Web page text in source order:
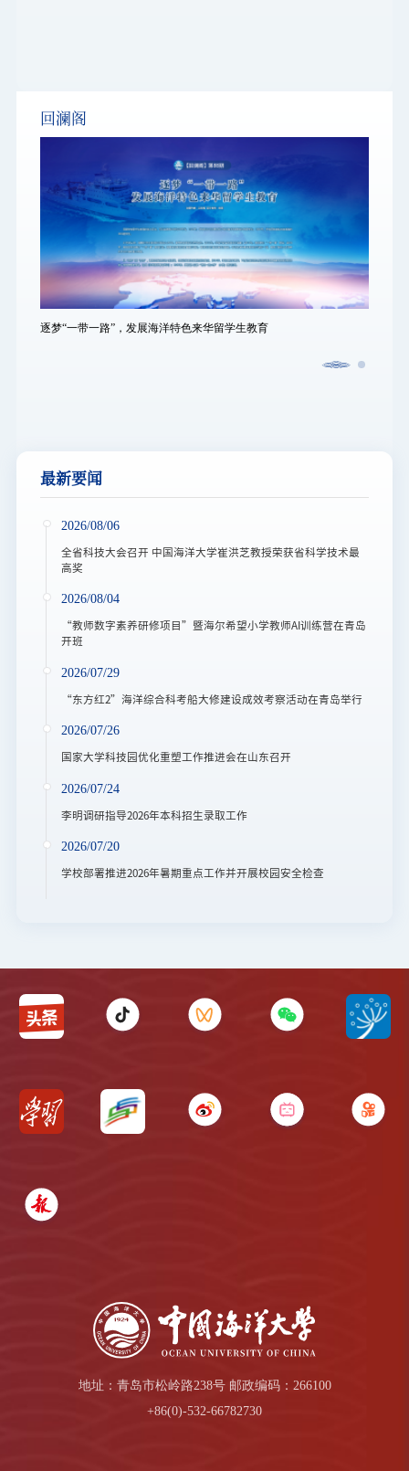
回澜阁
逐梦“一带一路”，发展海洋特色来华留学生教育
最新要闻
2026/08/06
全省科技大会召开 中国海洋大学崔洪芝教授荣获省科学技术最
高奖
2026/08/04
“教师数字素养研修项目”暨海尔希望小学教师AI训练营在青岛
开班
2026/07/29
“东方红2”海洋综合科考船大修建设成效考察活动在青岛举行
2026/07/26
国家大学科技园优化重塑工作推进会在山东召开
2026/07/24
李明调研指导2026年本科招生录取工作
2026/07/20
学校部署推进2026年暑期重点工作并开展校园安全检查
地址：青岛市松岭路238号 邮政编码：266100
+86(0)-532-66782730